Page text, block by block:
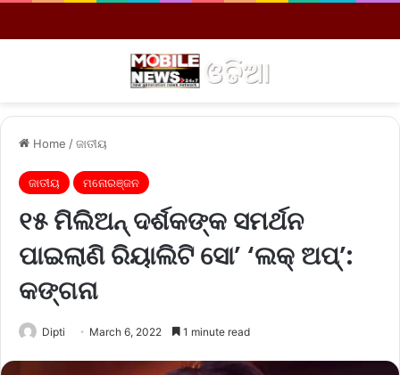
Home /ଜାତୀୟ
ଜାତୀୟ ମନୋରଞ୍ଜନ
୧୫ ମିଲିଅନ୍ ଦର୍ଶକଙ୍କ ସମର୍ଥନ
ପାଇଲାଣି ରିୟାଲିଟି ସୋ’ ‘ଲକ୍ ଅପ୍’:
କଙ୍ଗନା
Dipti March 6, 2022 1 minute read